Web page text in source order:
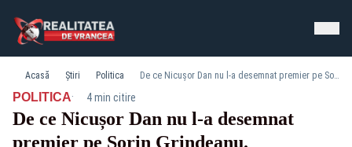
Acasă Știri Politica De ce Nicușor Dan nu l-a desemnat premier pe Sorin Grindeanu. Explicațiile liderului PSD
POLITICA· 4 min citire
De ce Nicușor Dan nu l-a desemnat
premier pe Sorin Grindeanu.